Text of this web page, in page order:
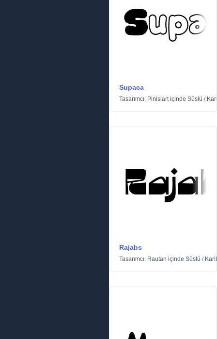
Supaca
Tasarımcı: Pinisiartiçinde Süslü /
Rajabs
Tasarımcı: Rautan içinde Süslü /